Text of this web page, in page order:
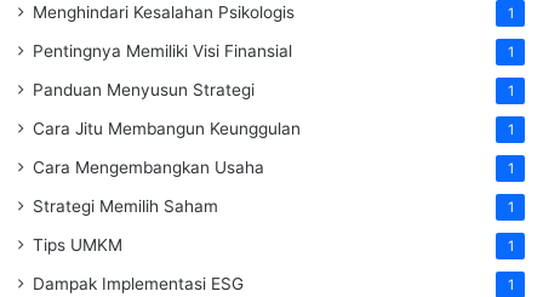
Menghindari Kesalahan Psikologis 1
Pentingnya Memiliki Visi Finansial 1
Panduan Menyusun Strategi 1
Cara Jitu Membangun Keunggulan 1
Cara Mengembangkan Usaha 1
Strategi Memilih Saham 1
Tips UMKM 1
Dampak Implementasi ESG 1